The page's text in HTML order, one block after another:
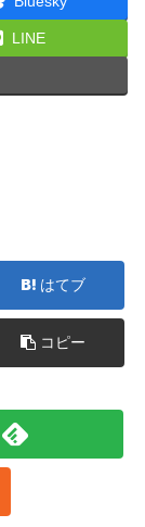
LINE
はてブ
コピー